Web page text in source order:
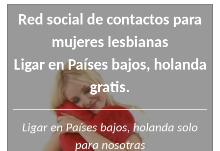
Red social de contactos para
mujeres lesbianas
Ligar en Países bajos, holanda
gratis.
Ligar en Países bajos, holanda solo
para nosotras